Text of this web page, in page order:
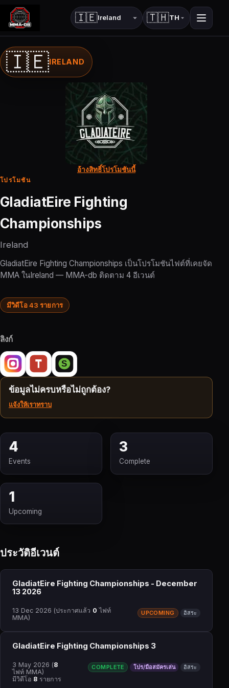
🇮🇪ประเทศ 🇹🇭TH
ภาษา
🇮🇪IRELAND
โปรโมชัน
GladiatEire Fighting
Championships
Ireland
GladiatEire Fighting Championships เป็นโปรโมชันไฟต์ที่เคยจัด
MMA ในIreland — MMA-db ติดตาม 4 อีเวนต์
อ้างสิทธิ์โปรโมชันนี้
มีวิดีโอ 43 รายการ
ลิงก์
ข้อมูลไม่ครบหรือไม่ถูกต้อง?
แจ้งให้เราทราบ
4
Events
3
Complete
1
Upcoming
ประวัติอีเวนต์
13 Dec 2026 (ประกาศแล้ว 0 ไฟท์
MMA)
GladiatEire Fighting Championships - December
13 2026
UPCOMING อิสระ
3 May 2026 (8
ไฟท์ MMA)
มีวิดีโอ 8 รายการ
GladiatEire Fighting Championships 3
COMPLETE โปร/มือสมัครเล่น อิสระ